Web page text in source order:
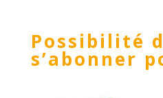
Possibilité
s’abonner